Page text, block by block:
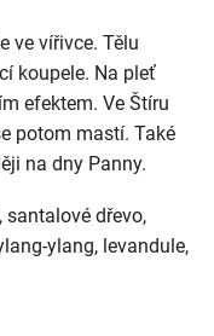
ve vířivce. Tělu
koupele. Na pleť
efektem. Ve Štíru
potom mastí. Také
na dny Panny.
santalové dřevo,
ylang, levandule,